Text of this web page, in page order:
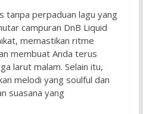
tanpa perpaduan lagu yang
campuran DnB Liquid
memastikan ritme
membuat Anda terus
larut malam. Selain itu,
melodi yang soulful dan
suasana yang